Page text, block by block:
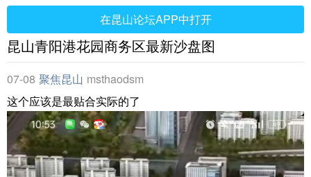
在昆山论坛APP中打开
昆山青阳港花园商务区最新沙盘图
07-08 聚焦昆山 msthaodsm
这个应该是最贴合实际的了